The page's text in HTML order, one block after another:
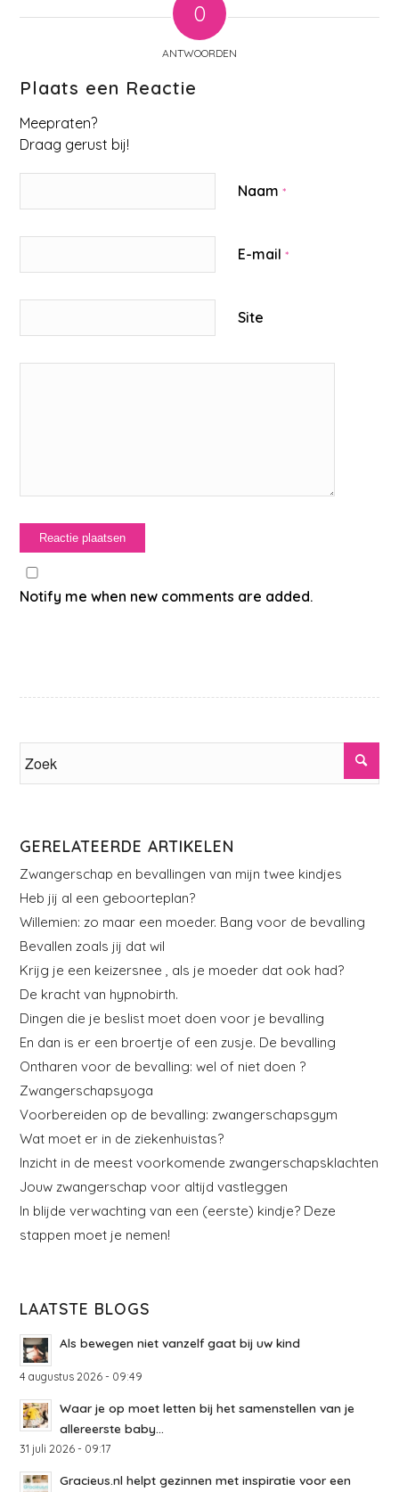
0
ANTWOORDEN
Plaats een Reactie
Meepraten?
Draag gerust bij!
Naam*
E-mail*
Site
Notify me when new comments are added.
GERELATEERDE ARTIKELEN
Zwangerschap en bevallingen van mijn twee kindjes
Heb jij al een geboorteplan?
Willemien: zo maar een moeder. Bang voor de bevalling
Bevallen zoals jij dat wil
Krijg je een keizersnee , als je moeder dat ook had?
De kracht van hypnobirth.
Dingen die je beslist moet doen voor je bevalling
En dan is er een broertje of een zusje. De bevalling
Ontharen voor de bevalling: wel of niet doen ?
Zwangerschapsyoga
Voorbereiden op de bevalling: zwangerschapsgym
Wat moet er in de ziekenhuistas?
Inzicht in de meest voorkomende zwangerschapsklachten
Jouw zwangerschap voor altijd vastleggen
In blijde verwachting van een (eerste) kindje? Deze
stappen moet je nemen!
LAATSTE BLOGS
Als bewegen niet vanzelf gaat bij uw kind
4 augustus 2026 - 09:49
Waar je op moet letten bij het samenstellen van je
allereerste baby...
31 juli 2026 - 09:17
Gracieus.nl helpt gezinnen met inspiratie voor een